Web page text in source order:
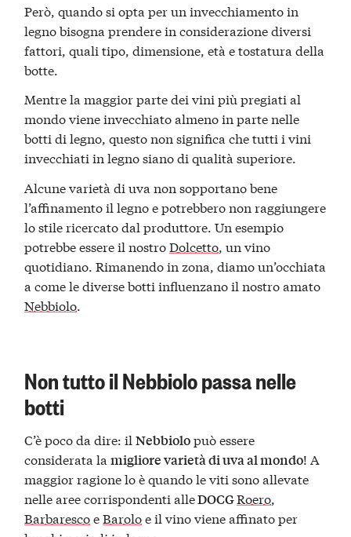
Però, quando si opta per un invecchiamento in
legno bisogna prendere in considerazione diversi
fattori, quali tipo, dimensione, età e tostatura della
botte.
Mentre la maggior parte dei vini più pregiati al
mondo viene invecchiato almeno in parte nelle
botti di legno, questo non significa che tutti i vini
invecchiati in legno siano di qualità superiore.
Alcune varietà di uva non sopportano bene
l’affinamento il legno e potrebbero non raggiungere
lo stile ricercato dal produttore. Un esempio
potrebbe essere il nostroDolcetto, un vino
quotidiano. Rimanendo in zona, diamo un’occhiata
a come le diverse botti influenzano il nostro amato
Nebbiolo.
Non tutto il Nebbiolo passa nelle
botti
C’è poco da dire: ilNebbiolopuò essere
considerata lamigliore varietà di uva al mondo! A
maggior ragione lo è quando le viti sono allevate
nelle aree corrispondenti alleDOCGRoero
BarbarescoeBaroloe il vino viene affinato per